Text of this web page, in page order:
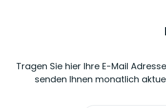
Tragen Sie hier Ihre E-Mail
senden Ihnen monatlich